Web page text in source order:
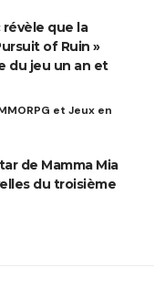
que la
of Ruin »
du jeu un an et
et Jeux en
de Mamma Mia
du troisième